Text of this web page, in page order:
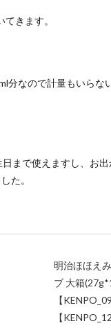
てきます。
分なので計量もいらな
まで使えますし、お
た。
明治ほほえ
ブ 大箱
【
【KENPO_12